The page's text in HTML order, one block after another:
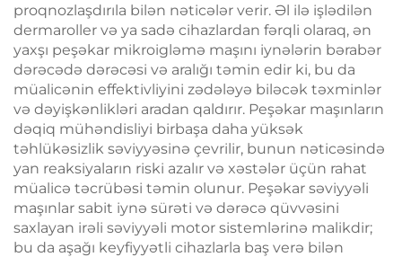
proqnozlaşdırıla bilən nəticələr verir. Əl ilə işlədilən
dermaroller və ya sadə cihazlardan fərqli olaraq, ən
yaxşı peşəkar mikroigləmə maşını iynələrin bərabər
dərəcədə dərəcəsi və aralığı təmin edir ki, bu da
müalicənin effektivliyini zədələyə biləcək təxminlər
və dəyişkənlikləri aradan qaldırır. Peşəkar maşınların
dəqiq mühəndisliyi birbaşa daha yüksək
təhlükəsizlik səviyyəsinə çevrilir, bunun nəticəsində
yan reaksiyaların riski azalır və xəstələr üçün rahat
müalicə təcrübəsi təmin olunur. Peşəkar səviyyəli
maşınlar sabit iynə sürəti və dərəcə qüvvəsini
saxlayan irəli səviyyəli motor sistemlərinə malikdir;
bu da aşağı keyfiyyətli cihazlarla baş verə bilən